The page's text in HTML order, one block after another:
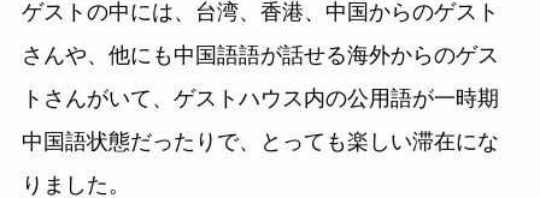
ゲストの中には、台湾、香港、中国からのゲスト
さんや、他にも中国語語が話せる海外からのゲス
トさんがいて、ゲストハウス内の公用語が一時期
中国語状態だったりで、とっても楽しい滞在にな
りました。